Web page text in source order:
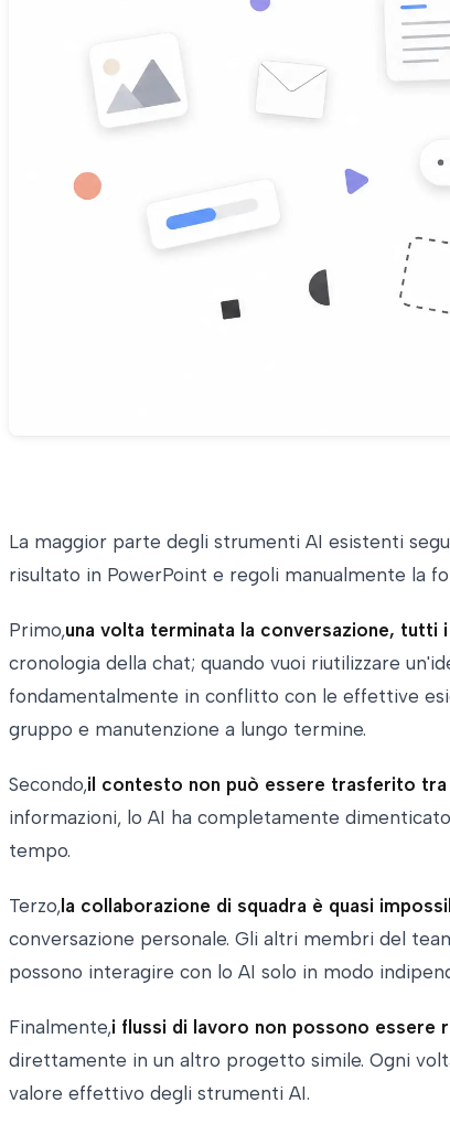
La maggior parte degli strumenti AI esistenti
risultato in PowerPoint e regoli manualmente la
Primo,una volta terminata la conversazione, tutti
cronologia della chat; quando vuoi riutilizzare
fondamentalmente in conflitto con le effettive
gruppo e manutenzione a lungo termine.
Secondo,il contesto non può essere trasferito tra
informazioni, lo AI ha completamente
tempo.
Terzo,la collaborazione di squadra è quasi
conversazione personale. Gli altri membri del
possono interagire con lo AI solo in modo
Finalmente,i flussi di lavoro non possono essere
direttamente in un altro progetto simile. Ogni
valore effettivo degli strumenti AI.